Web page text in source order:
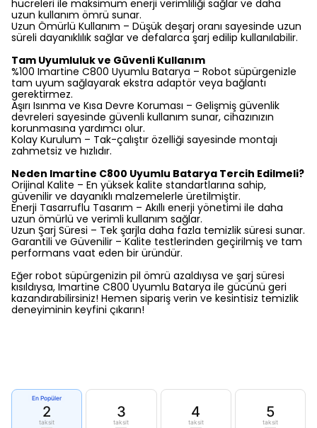
hücreleri ile maksimum enerji verimliliği sağlar ve daha
uzun kullanım ömrü sunar.
Uzun Ömürlü Kullanım – Düşük deşarj oranı sayesinde uzun
süreli dayanıklılık sağlar ve defalarca şarj edilip kullanılabilir.
Tam Uyumluluk ve Güvenli Kullanım
%100 Imartine C800 Uyumlu Batarya – Robot süpürgenizle
tam uyum sağlayarak ekstra adaptör veya bağlantı
gerektirmez.
Aşırı Isınma ve Kısa Devre Koruması – Gelişmiş güvenlik
devreleri sayesinde güvenli kullanım sunar, cihazınızın
korunmasına yardımcı olur.
Kolay Kurulum – Tak-çalıştır özelliği sayesinde montajı
zahmetsiz ve hızlıdır.
Neden Imartine C800 Uyumlu Batarya Tercih Edilmeli?
Orijinal Kalite – En yüksek kalite standartlarına sahip,
güvenilir ve dayanıklı malzemelerle üretilmiştir.
Enerji Tasarruflu Tasarım – Akıllı enerji yönetimi ile daha
uzun ömürlü ve verimli kullanım sağlar.
Uzun Şarj Süresi – Tek şarjla daha fazla temizlik süresi sunar.
Garantili ve Güvenilir – Kalite testlerinden geçirilmiş ve tam
performans vaat eden bir üründür.
Eğer robot süpürgenizin pil ömrü azaldıysa ve şarj süresi
kısıldıysa, Imartine C800 Uyumlu Batarya ile gücünü geri
kazandırabilirsiniz! Hemen sipariş verin ve kesintisiz temizlik
deneyiminin keyfini çıkarın!
En Popüler
2
taksit
3
taksit
4
taksit
5
taksit